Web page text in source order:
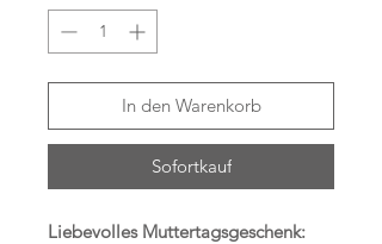
In den Warenkorb
Sofortkauf
Liebevolles Muttertagsgeschenk: